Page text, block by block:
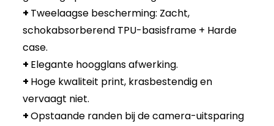
+ Tweelaagse bescherming: Zacht,
schokabsorberend TPU-basisframe + Harde
case.
+ Elegante hoogglans afwerking.
+ Hoge kwaliteit print, krasbestendig en
vervaagt niet.
+Opstaande randen bij de camera-uitsparing